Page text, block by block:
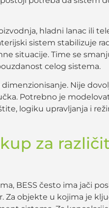
hladni lanac ili
sistem stabilizuje
situacije. Time se
celog sistema.
Nije
Potrebno je
logiku upravljanja i
za
BESS često ima jači
Za objekte u kojima je